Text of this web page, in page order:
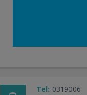
Tel: 0319006